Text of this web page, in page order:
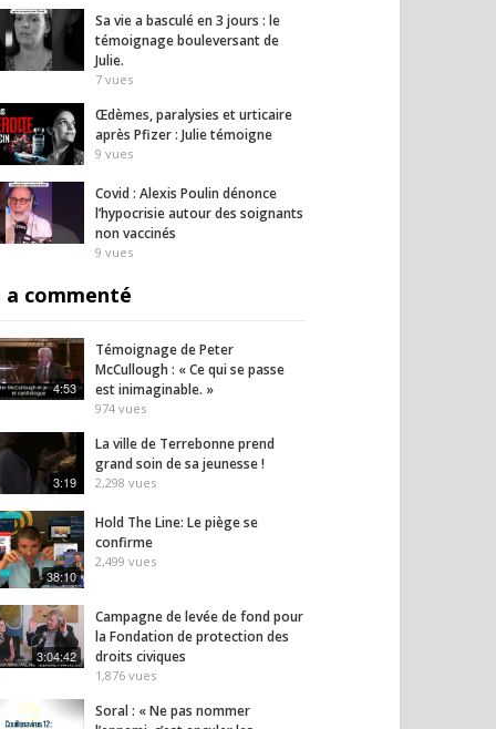
Sa vie a basculé en 3 jours : le
témoignage bouleversant de
Julie.
7 vues
Œdèmes, paralysies et urticaire
après Pfizer : Julie témoigne
9 vues
Covid : Alexis Poulin dénonce
l’hypocrisie autour des soignants
non vaccinés
9 vues
a commenté
4:53
Témoignage de Peter
McCullough : « Ce qui se passe
est inimaginable. »
974 vues
3:19
La ville de Terrebonne prend
grand soin de sa jeunesse !
2,298 vues
38:10
Hold The Line: Le piège se
confirme
2,499 vues
3:04:42
Campagne de levée de fond pour
la Fondation de protection des
droits civiques
1,876 vues
Soral : « Ne pas nommer